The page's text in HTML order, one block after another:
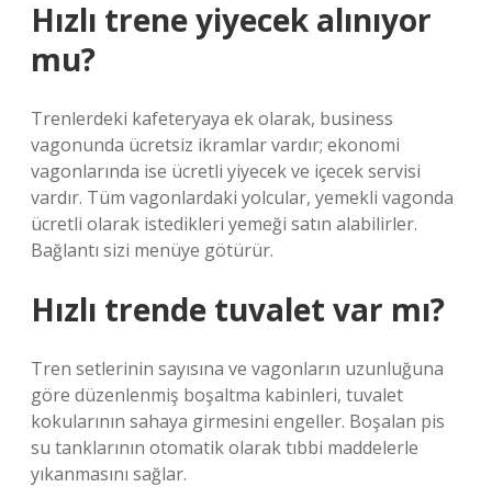
Hızlı trene yiyecek alınıyor
mu?
Trenlerdeki kafeteryaya ek olarak, business
vagonunda ücretsiz ikramlar vardır; ekonomi
vagonlarında ise ücretli yiyecek ve içecek servisi
vardır. Tüm vagonlardaki yolcular, yemekli vagonda
ücretli olarak istedikleri yemeği satın alabilirler.
Bağlantı sizi menüye götürür.
Hızlı trende tuvalet var mı?
Tren setlerinin sayısına ve vagonların uzunluğuna
göre düzenlenmiş boşaltma kabinleri, tuvalet
kokularının sahaya girmesini engeller. Boşalan pis
su tanklarının otomatik olarak tıbbi maddelerle
yıkanmasını sağlar.